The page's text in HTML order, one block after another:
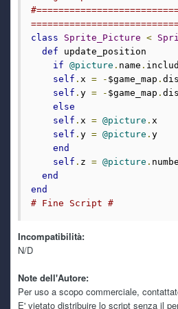
complicato si frizza, stando a
errori che ho trovato su
scheda madre del portatile
Ghost Rider
@Ryoku scaricato anche io,
uno di questi pomeriggi dopo il
Ghost Rider
@TecnoNinja
TecnoNinja
Se siete curiosi di provarla
Ryoku
class
Sprite_Picture <
def update_position
if @picture . name .
self . x = - $game_map .
self . y = - $game_map .
else
self . x = @picture . x
self . y = @picture . y
end
self . z = @picture .
end
end
# Fine Script #
Incompatibilità:
N/D
Note dell'Autore:
Per uso a scopo commerciale,
E' vietato distribuire lo script senza il